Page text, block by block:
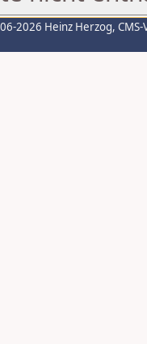
2026 Heinz Herzog,